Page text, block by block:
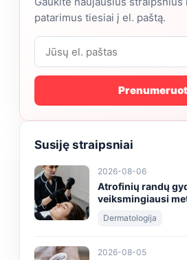
patarimus tiesiai į el. paštą.
Susiję straipsniai
2026-08-06
Atrofinių randų
veiksmingiausi
Dermatologija
2026-08-05